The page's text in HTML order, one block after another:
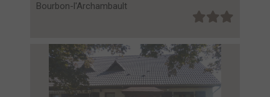
Bourbon-l'Archambault